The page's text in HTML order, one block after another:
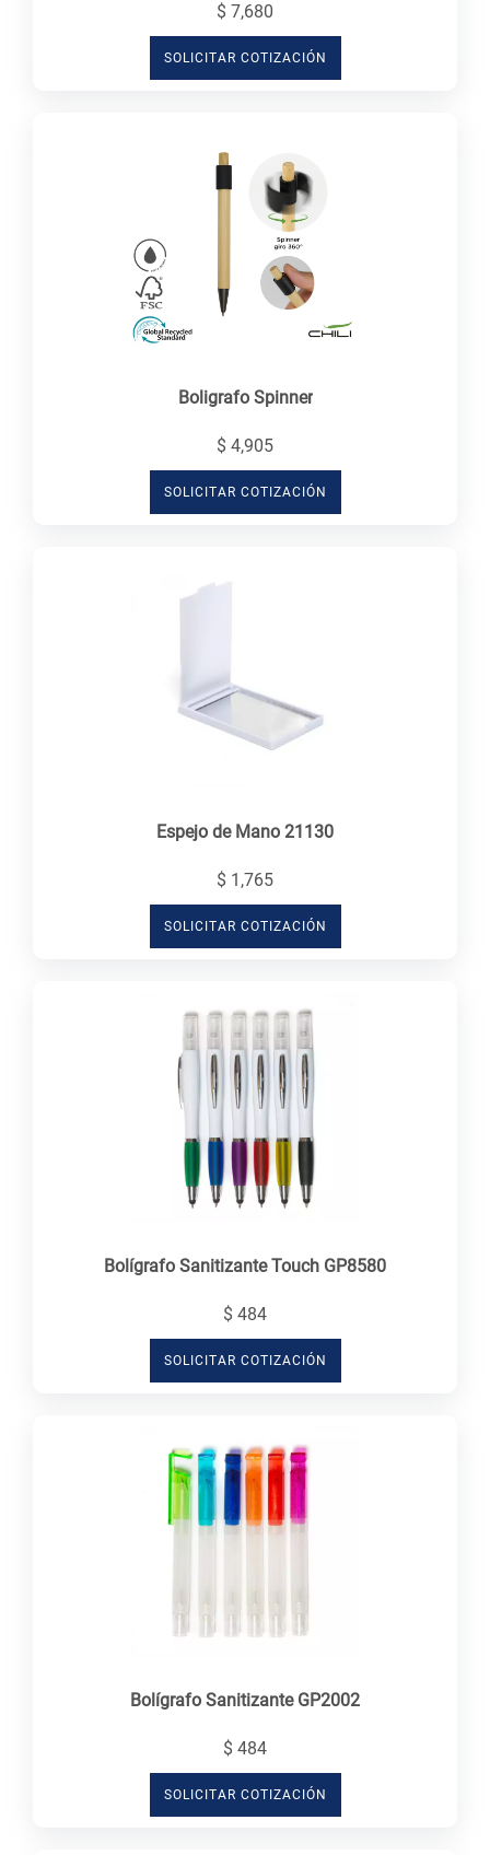
$ 7,680
SOLICITAR COTIZACIÓN
Boligrafo Spinner
$ 4,905
SOLICITAR COTIZACIÓN
Espejo de Mano 21130
$ 1,765
SOLICITAR COTIZACIÓN
Bolígrafo Sanitizante Touch GP8580
$ 484
SOLICITAR COTIZACIÓN
Bolígrafo Sanitizante GP2002
$ 484
SOLICITAR COTIZACIÓN